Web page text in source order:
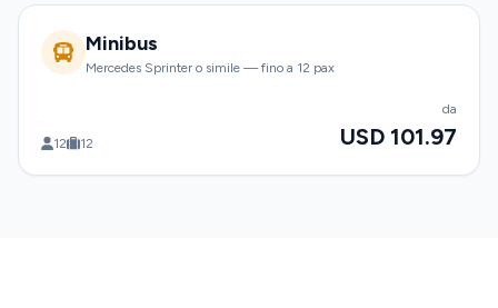
Minibus
Mercedes Sprinter o simile — fino a 12 pax
12 12
da
USD 101.97